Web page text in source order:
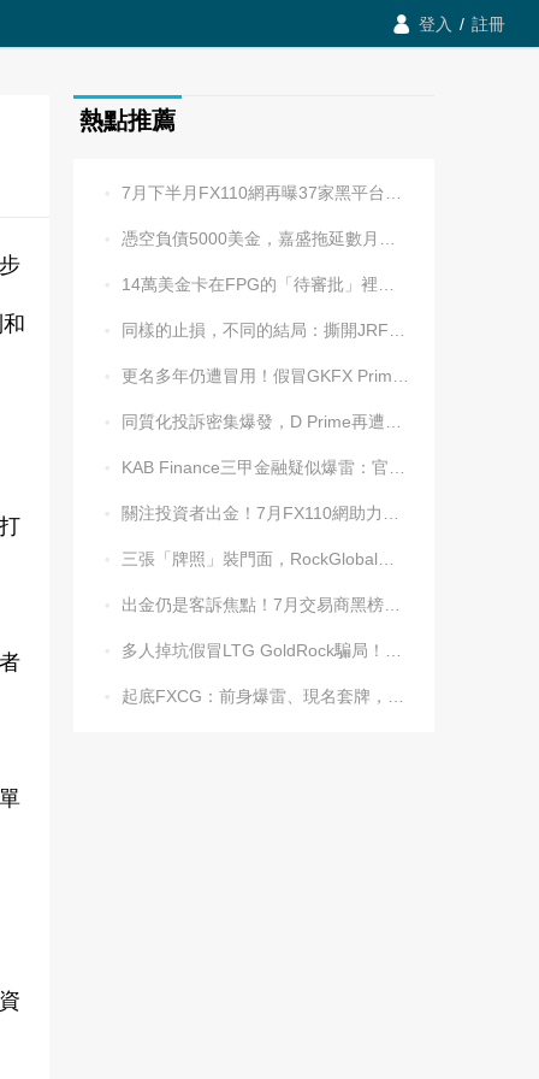
 登入 / 註冊
熱點推薦
7月下半月FX110網再曝37家黑平台，多家疑為同一團伙操控
憑空負債5000美金，嘉盛拖延數月後封號！老牌平台耍流氓更令人心寒
14萬美金卡在FPG的「待審批」裡逾兩週，平台全線冷處理
同樣的止損，不同的結局：撕開JRFX金榮環球定向滑點的遮羞布
更名多年仍遭冒用！假冒GKFX Prime捷凱金融，又來了！
同質化投訴密集爆發，D Prime再遭實名舉報：超3.2萬美元遭無理扣押
KAB Finance三甲金融疑似爆雷：官網癱瘓、業務員失聯、出金遇阻
關注投資者出金！7月FX110網助力追回資金1202.5萬元
三張「牌照」裝門面，RockGlobal收割起來毫不手軟
出金仍是客訴焦點！7月交易商黑榜名單發布
多人掉坑假冒LTG GoldRock騙局！平台本尊曾被清算，受害者同樣不計其數
起底FXCG：前身爆雷、現名套牌，受害者還在增加